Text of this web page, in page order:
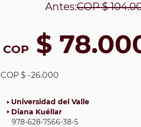
Antes:COP$
COP $
COP $ -26.000
Universidad del Valle
Diana Kuéllar
978-628-7566-38-5